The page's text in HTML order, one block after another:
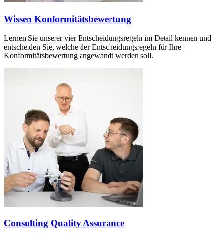
Wissen Konformitätsbewertung
Lernen Sie unserer vier Entscheidungsregeln im Detail kennen und
entscheiden Sie, welche der Entscheidungsregeln für Ihre
Konformitätsbewertung angewandt werden soll.
Consulting Quality Assurance